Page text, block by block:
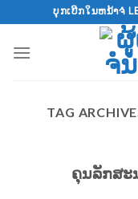
ໄປ
ຫາ
ບຸກເບີກໃນຫນ້າຈໍ
TAG
ຄຸນລັກສະ